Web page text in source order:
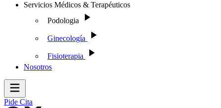
Servicios Médicos & Terapéuticos
Podologia
Ginecología
Fisioterapia
Nosotros
Pide Cita